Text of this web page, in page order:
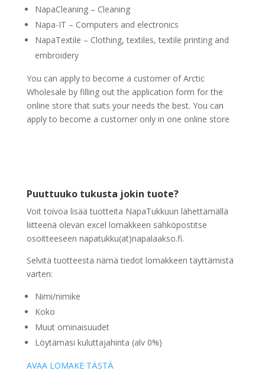
NapaCleaning – Cleaning
Napa-IT – Computers and electronics
NapaTextile – Clothing, textiles, textile printing and
embroidery
You can apply to become a customer of Arctic
Wholesale by filling out the application form for the
online store that suits your needs the best. You can
apply to become a customer only in one online store
Puuttuuko tukusta jokin tuote?
Voit toivoa lisää tuotteita NapaTukkuun lähettämällä
liitteenä olevan excel lomakkeen sähköpostitse
osoitteeseen napatukku(at)napalaakso.fi.
Selvitä tuotteesta nämä tiedot lomakkeen täyttämistä
varten:
Nimi/nimike
Koko
Muut ominaisuudet
Löytämäsi kuluttajahinta (alv 0%)
AVAA LOMAKE TÄSTÄ